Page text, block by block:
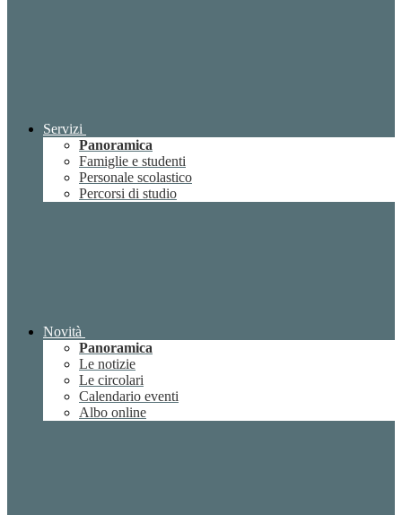
Servizi
Panoramica
Famiglie e studenti
Personale scolastico
Percorsi di studio
Novità
Panoramica
Le notizie
Le circolari
Calendario eventi
Albo online